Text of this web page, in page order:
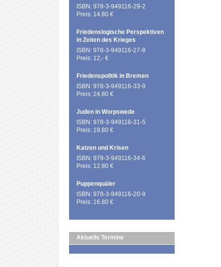
ISBN: 978-3-949116-29-2
Preis: 14.80 €
Friedenslogische Perspektiven
in Zeiten des Krieges
ISBN: 978-3-949116-27-8
Preis: 12,- €
Friedenspolitik in Bremen
ISBN: 978-3-949116-33-9
Preis: 24.80 €
Juden in Worpswede
ISBN: 978-3-949116-31-5
Preis: 19.80 €
Katzen und Krisen
ISBN: 978-3-949116-34-6
Preis: 12.80 €
Puppenquäler
ISBN: 978-3-949116-20-9
Preis: 16.80 €
Aktuelle Termine